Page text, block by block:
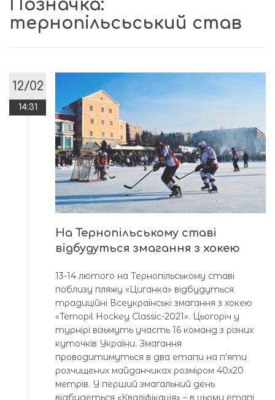
Позначка:
тернопільсьський став
12/02
14:31
На Тернопільському ставі
відбудуться змагання з хокею
13-14 лютого на Тернопільському ставі
поблизу пляжу «Циганка» відбудуться
традиційні Всеукраїнські змагання з хокею
«Ternopil Hockey Classic-2021». Цьогоріч у
турнірі візьмуть участь 16 команд з різних
куточків України. Змагання
проводитимуться в два етапи на п’яти
розчищених майданчиках розміром 40х20
метрів. У перший змагальний день
відбудеться «Кваліфікація» – в цьому етапі